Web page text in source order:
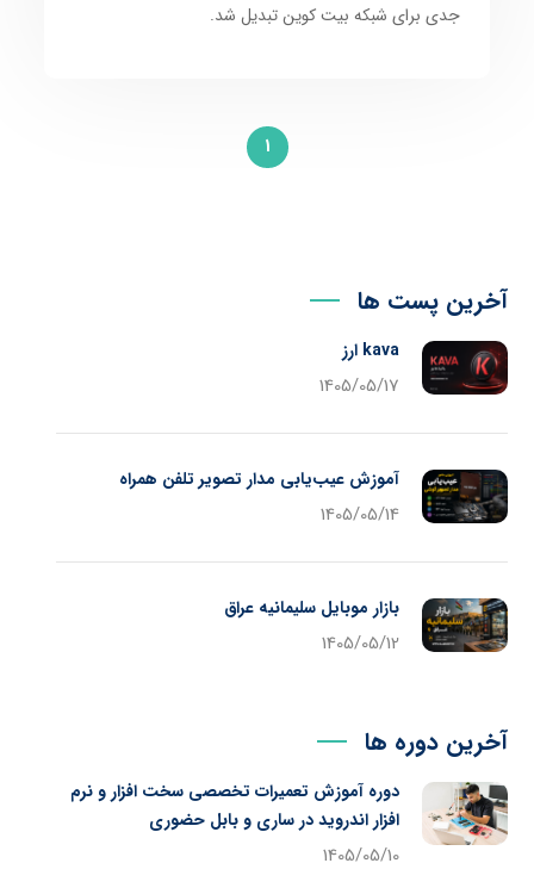
جدی برای شبکه بیت کوین تبدیل شد.
1
آخرین پست ها
kava ارز
1405/05/17
آموزش عیب‌یابی مدار تصویر تلفن همراه
1405/05/14
بازار موبایل سلیمانیه عراق
1405/05/12
آخرین دوره ها
دوره آموزش تعمیرات تخصصی سخت افزار و نرم
افزار اندروید در ساری و بابل حضوری
1405/05/10